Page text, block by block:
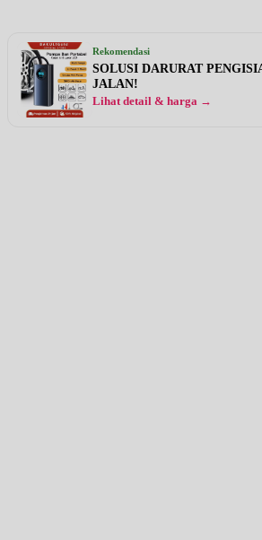
Rekomendasi
SOLUSI DARURAT
JALAN!
Lihat detail & harga →